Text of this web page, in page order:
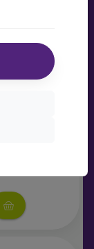
100W 4,5 x